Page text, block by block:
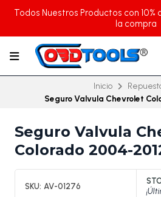
Todos Nuestros Productos con
la compra
Inicio
Seguro Valvula Chevrolet
Seguro Valvula
Colorado 2004-
SKU: AV-01276